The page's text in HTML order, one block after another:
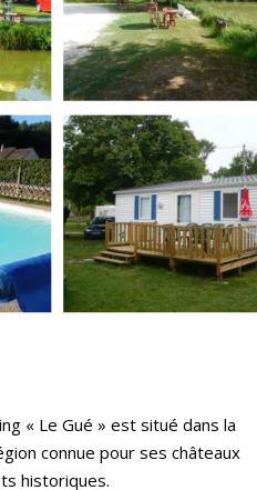
« Le Gué » est situé dans la
connue pour ses châteaux
historiques.